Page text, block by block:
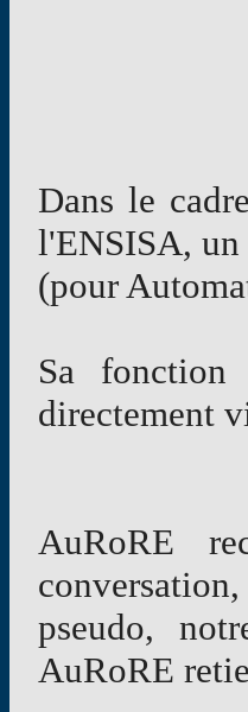
Dans le
l'ENSISA, un
(pour
Sa
directement
AuRoRE
pseudo,
AuRoRE